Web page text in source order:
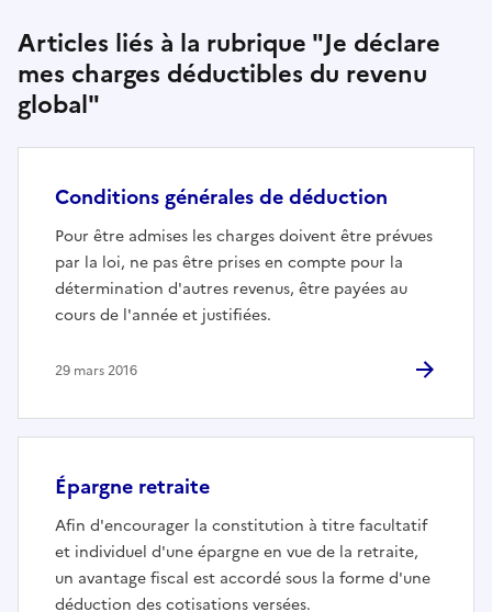
Articles liés à la rubrique "Je déclare
mes charges déductibles du revenu
global"
Conditions générales de déduction
Pour être admises les charges doivent être prévues
par la loi, ne pas être prises en compte pour la
détermination d'autres revenus, être payées au
cours de l'année et justifiées.
29 mars 2016
Épargne retraite
Afin d'encourager la constitution à titre facultatif
et individuel d'une épargne en vue de la retraite,
un avantage fiscal est accordé sous la forme d'une
déduction des cotisations versées.